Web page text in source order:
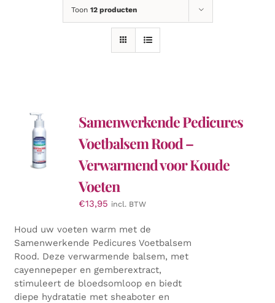
Toon 12 producten
Samenwerkende Pedicures
Voetbalsem Rood –
Verwarmend voor Koude
Voeten
€13,95 incl. BTW
Houd uw voeten warm met de
Samenwerkende Pedicures Voetbalsem
Rood. Deze verwarmende balsem, met
cayennepeper en gemberextract,
stimuleert de bloedsomloop en biedt
diepe hydratatie met sheaboter en